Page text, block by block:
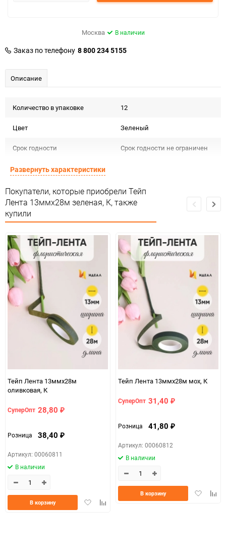
Москва В наличии
Заказ по телефону 8 800 234 5155
Описание
Количество в упаковке 12
Цвет Зеленый
Срок годности Срок годности не ограничен
Страна изготовителя
Предназначение товара Для декора
Не подлежит сертификации
Минимальное количество 1
Количество в коробке 576
Единица измерения шт
ЦветНоменклатуры зеленый
Развернуть характеристики
Покупатели, которые приобрели Тейп
Лента 13ммx28м зеленая, К, также
купили
Тейп Лента 13ммx28м
оливковая, К
СуперОпт 28,80 ₽
Розница 38,40 ₽
Артикул: 00060811
В наличии
ДобавитьДобавить
В корзину
Тейп Лента 13ммx28м мох, К
СуперОпт 31,40 ₽
Розница 41,80 ₽
Артикул: 00060812
В наличии
Добавить
В корзину